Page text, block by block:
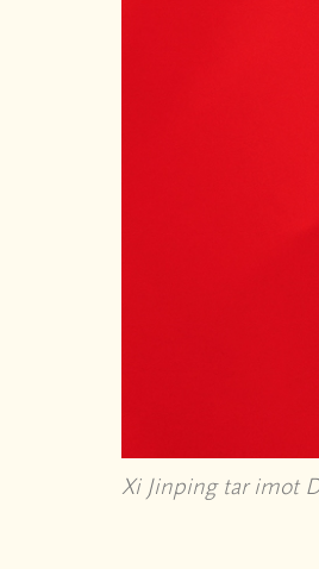
Xi Jinping tar imot